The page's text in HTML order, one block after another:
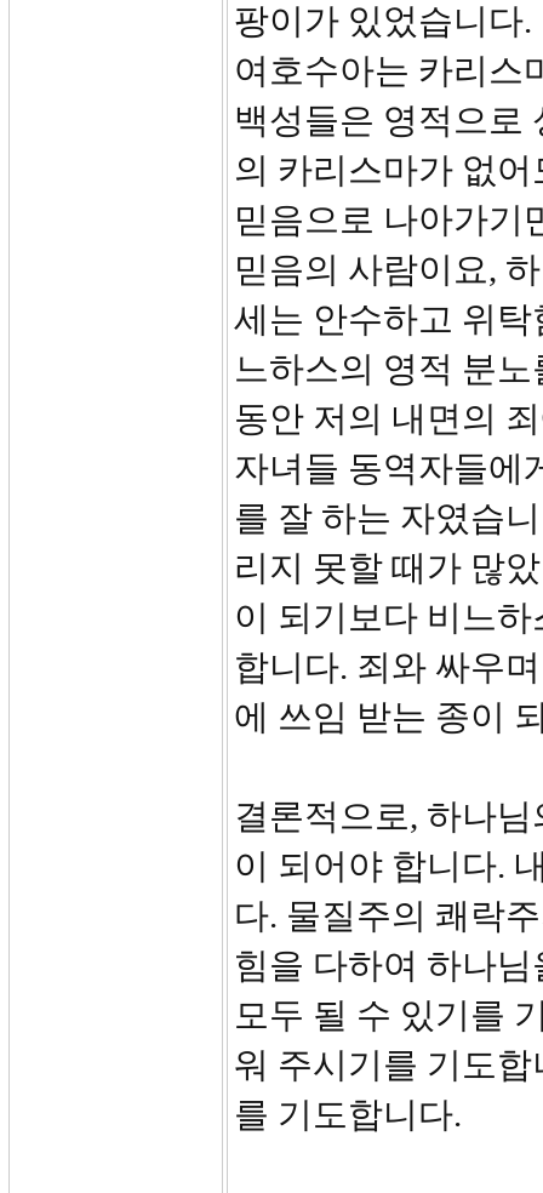
팡이가 있었습니다
여호수아는 카리스
백성들은 영적으로
의 카리스마가 없
믿음으로 나아가기
믿음의 사람이요,
세는 안수하고 위
느하스의 영적 분
동안 저의 내면의
자녀들 동역자들에
를 잘 하는 자였습
리지 못할 때가 많
이 되기보다 비느
합니다. 죄와 싸우
에 쓰임 받는 종이
결론적으로, 하나
이 되어야 합니다.
다. 물질주의 쾌락
힘을 다하여 하나
모두 될 수 있기를
워 주시기를 기도
를 기도합니다.